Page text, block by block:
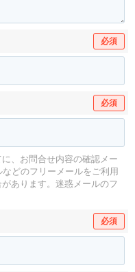
必須
必須
、お問合せ内容の確認メー
どのフリーメールをご利用
あります。 迷惑メールのフ
必須